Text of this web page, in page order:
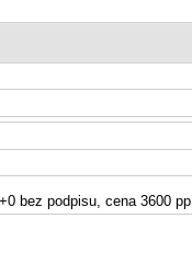
bez podpisu, cena 3600 pp